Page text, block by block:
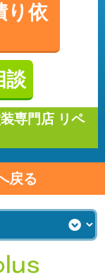
り依
談
専門店 リペ
戻る